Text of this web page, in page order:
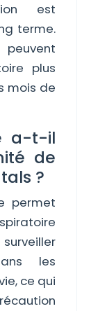
est
terme.
plus
mois de
a-t-il
de
?
permet
les
ce qui